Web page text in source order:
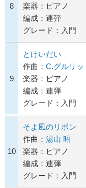
8
楽器：ピアノ
編成：連弾
グレード：入門
9
とけいだい
作曲： C.グルリッ
楽器：ピアノ
編成：連弾
グレード：入門
10
そよ風のリボン
作曲： 湯山 昭
楽器：ピアノ
編成：連弾
グレード：入門